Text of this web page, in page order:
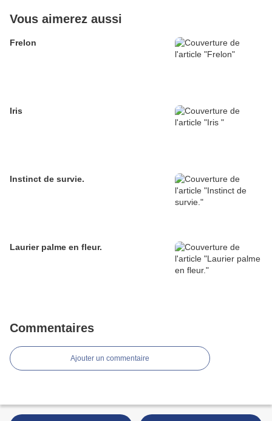
Vous aimerez aussi
Frelon
Iris
Instinct de survie.
Laurier palme en fleur.
Commentaires
Ajouter un commentaire